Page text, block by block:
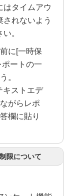
はタイムアウ
されないよう
。
に[一時保
ートの一
。
キストエデ
がらレポ
欄に貼り
限について